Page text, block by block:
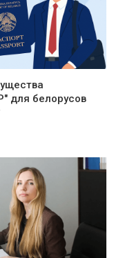
для белорусов